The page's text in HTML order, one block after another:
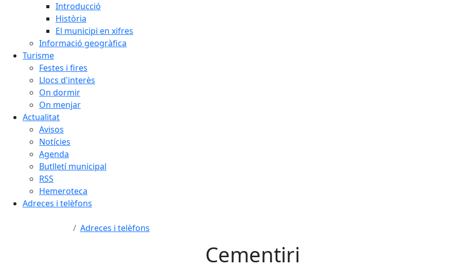
Introducció
Història
El municipi en xifres
Informació geogràfica
Turisme
Festes i fires
Llocs d'interès
On dormir
On menjar
Actualitat
Avisos
Notícies
Agenda
Butlletí municipal
RSS
Hemeroteca
Adreces i telèfons
Adreces i telèfons
Cementiri